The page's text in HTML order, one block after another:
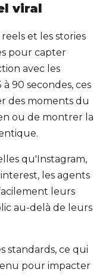
viral
et les stories
pour capter
avec les
90 secondes, ces
des moments du
ou de montrer la
qu'Instagram,
les agents
leurs
au-delà de leurs
standards, ce qui
pour impacter